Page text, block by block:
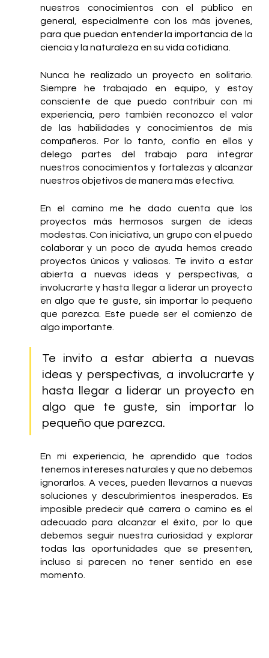
nuestros conocimientos con el público en
general, especialmente con los más jóvenes,
para que puedan entender la importancia de la
ciencia y la naturaleza en su vida cotidiana.
Nunca he realizado un proyecto en solitario.
Siempre he trabajado en equipo, y estoy
consciente de que puedo contribuir con mi
experiencia, pero también reconozco el valor
de las habilidades y conocimientos de mis
compañeros. Por lo tanto, confío en ellos y
delego partes del trabajo para integrar
nuestros conocimientos y fortalezas y alcanzar
nuestros objetivos de manera más efectiva.
En el camino me he dado cuenta que los
proyectos más hermosos surgen de ideas
modestas. Con iniciativa, un grupo con el puedo
colaborar y un poco de ayuda hemos creado
proyectos únicos y valiosos. Te invito a estar
abierta a nuevas ideas y perspectivas, a
involucrarte y hasta llegar a liderar un proyecto
en algo que te guste, sin importar lo pequeño
que parezca. Este puede ser el comienzo de
algo importante.
Te invito a estar abierta a nuevas
ideas y perspectivas, a involucrarte y
hasta llegar a liderar un proyecto en
algo que te guste, sin importar lo
pequeño que parezca.
En mi experiencia, he aprendido que todos
tenemos intereses naturales y que no debemos
ignorarlos. A veces, pueden llevarnos a nuevas
soluciones y descubrimientos inesperados. Es
imposible predecir qué carrera o camino es el
adecuado para alcanzar el éxito, por lo que
debemos seguir nuestra curiosidad y explorar
todas las oportunidades que se presenten,
incluso si parecen no tener sentido en ese
momento.